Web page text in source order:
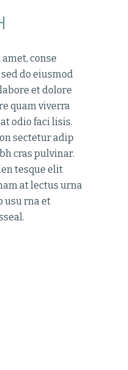
conse
do eiusmod
et dolore
quam viverra
odio faci lisis.
sectetur adip
cras pulvinar.
tesque elit
at lectus urna
usu rna et